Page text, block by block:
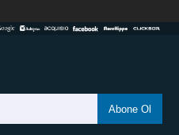
Abone Ol